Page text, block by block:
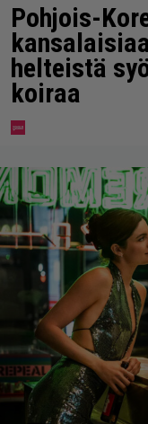
Pohjois-
helteistä
koiraa